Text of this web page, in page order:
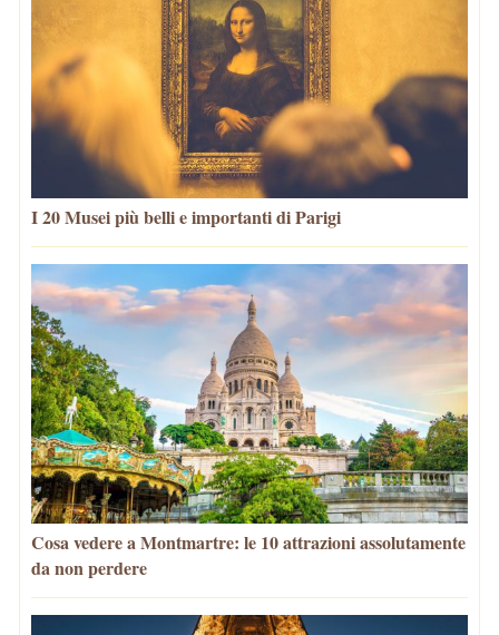
I 20 Musei più belli e importanti di Parigi
Cosa vedere a Montmartre: le 10 attrazioni assolutamente
da non perdere